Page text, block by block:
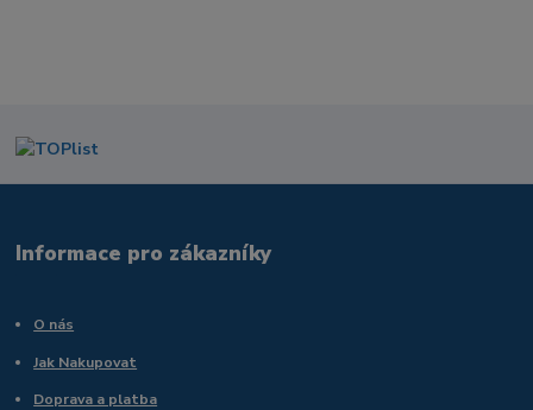
Informace pro zákazníky
O nás
Jak Nakupovat
Doprava a platba